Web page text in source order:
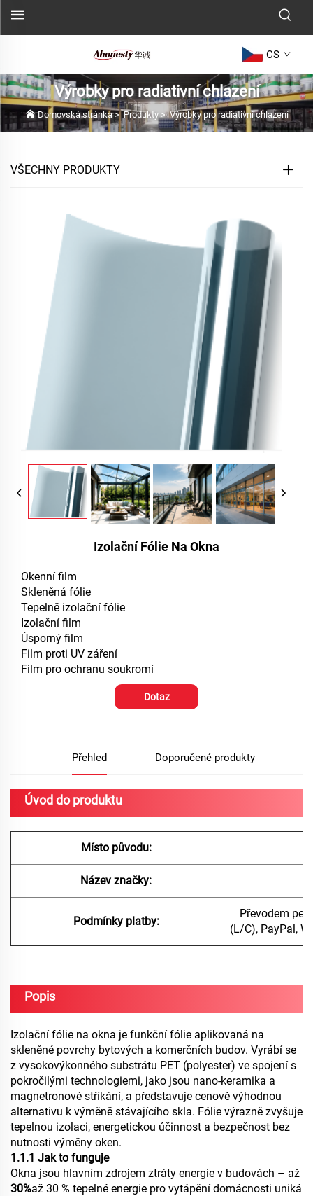
CS
Výrobky pro radiativní chlazení
Domovská stránka>Produkty>Výrobky pro radiativní chlazení
VŠECHNY PRODUKTY
Izolační Fólie Na Okna
Okenní film
Skleněná fólie
Tepelně izolační fólie
Izolační film
Úsporný film
Film proti UV záření
Film pro ochranu soukromí
Dotaz
Přehled Doporučené produkty
Úvod do produktu
Místo původu:
Název značky:
Podmínky platby:
Převodem
(L/C), PayPal,
Popis
Izolační fólie na okna je funkční fólie aplikovaná na
skleněné povrchy bytových a komerčních budov. Vyrábí se
z vysokovýkonného substrátu PET (polyester) ve spojení s
pokročilými technologiemi, jako jsou nano-keramika a
magnetronové stříkání, a představuje cenově výhodnou
alternativu k výměně stávajícího skla. Fólie výrazně zvyšuje
tepelnou izolaci, energetickou účinnost a bezpečnost bez
nutnosti výměny oken.
1.1.1 Jak to funguje
Okna jsou hlavním zdrojem ztráty energie v budovách – až
30%až 30 % tepelné energie pro vytápění domácnosti uniká